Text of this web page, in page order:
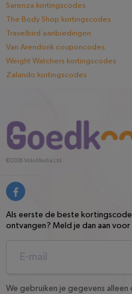
Sarenza kortingscodes
The Body Shop kortingscodes
Travelbird aanbiedingen
Van Arendonk couponcodes
Weight Watchers kortingscodes
Zalando kortingscodes
©2026Volo Media Ltd
Als eerste de beste
ontvangen? Meld je dan aan
We gebruiken je gegevens